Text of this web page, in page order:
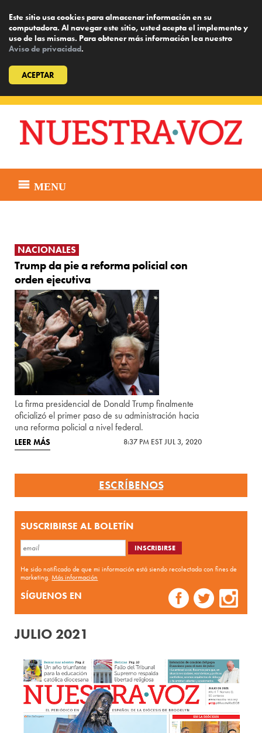
Este sitio usa cookies para almacenar información en su
computadora. Al navegar este sitio, usted acepta el implemento y
uso de las mismas. Para obtener más información lea nuestro
Aviso de privacidad.
ACEPTAR
content
MENU
NACIONALES
Trump da pie a reforma policial con
orden ejecutiva
La firma presidencial de Donald Trump finalmente
oficializó el primer paso de su administración hacia
una reforma policial a nivel federal.
LEER MÁS 8:37 PM EST JUL 3, 2020
ESCRÍBENOS
SUSCRIBIRSE AL BOLETÍN
He sido notificado de que mi información está siendo recolectada con fines de
marketing.Más información
SÍGUENOS EN
JULIO 2021